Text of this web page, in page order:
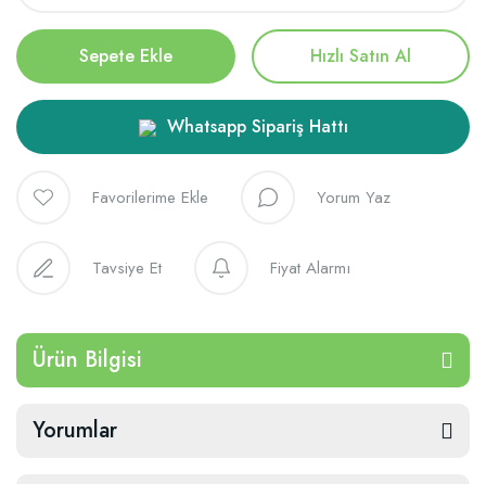
Sepete Ekle Hızlı Satın Al
Whatsapp Sipariş Hattı
Yorum Yaz
Tavsiye Et Fiyat Alarmı
Ürün Bilgisi
Yorumlar